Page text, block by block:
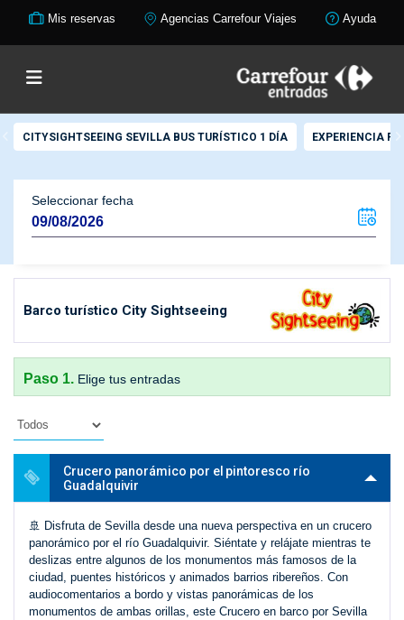
Mis reservas Agencias Carrefour Viajes Ayuda
CITYSIGHTSEEING SEVILLA BUS TURÍSTICO 1 DÍA EXPERIENCIA
Seleccionar fecha
Barco turístico City Sightseeing
Paso 1. Elige tus entradas
Crucero panorámico por el pintoresco río
Guadalquivir
🚢 Disfruta de Sevilla desde una nueva perspectiva en un crucero
panorámico por el río Guadalquivir. Siéntate y relájate mientras te
deslizas entre algunos de los monumentos más famosos de la
ciudad, puentes históricos y animados barrios ribereños. Con
audiocomentarios a bordo y vistas panorámicas de los
monumentos de ambas orillas, este Crucero en barco por Sevilla